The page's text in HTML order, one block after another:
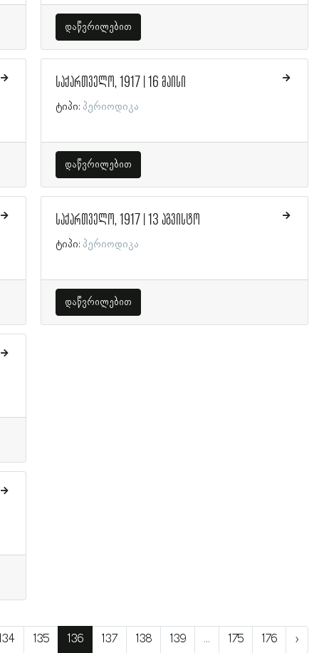
დაწვრილებით
საქართველო, 1917 | 16 მაისი
ტიპი: პერიოდიკა
დაწვრილებით
საქართველო, 1917 | 13 აგვისტო
ტიპი: პერიოდიკა
დაწვრილებით
135 136 137 138 139 ... 175 176 ›